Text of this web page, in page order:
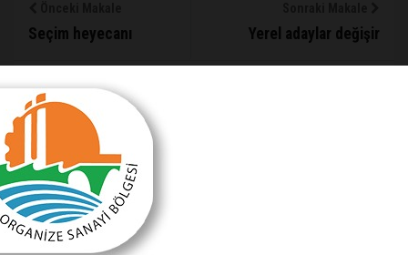
Seçim heyecanı Yerel adaylar değişir
MAKALE YORUMLARI
Sizde Yorum Ekleyin
İsim Soyad